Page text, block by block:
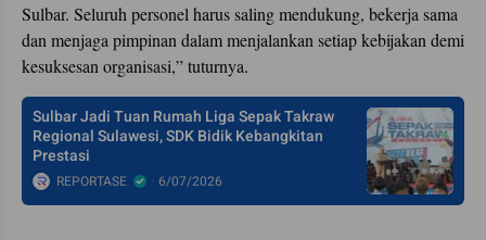
Sulbar. Seluruh personel harus saling mendukung, bekerja sama
dan menjaga pimpinan dalam menjalankan setiap kebijakan demi
kesuksesan organisasi,” tuturnya.
Sulbar Jadi Tuan Rumah Liga Sepak Takraw
Regional Sulawesi, SDK Bidik Kebangkitan
Prestasi
REPORTASE 6/07/2026